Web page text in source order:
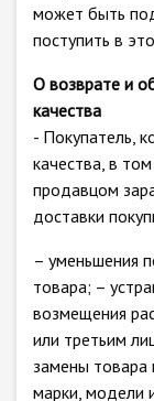
может быть
поступить в
О возврате и
качества
- Покупатель,
качества, в
продавцом
доставки
– уменьшения
товара; –
возмещения
или третьим
замены товара
марки, модели